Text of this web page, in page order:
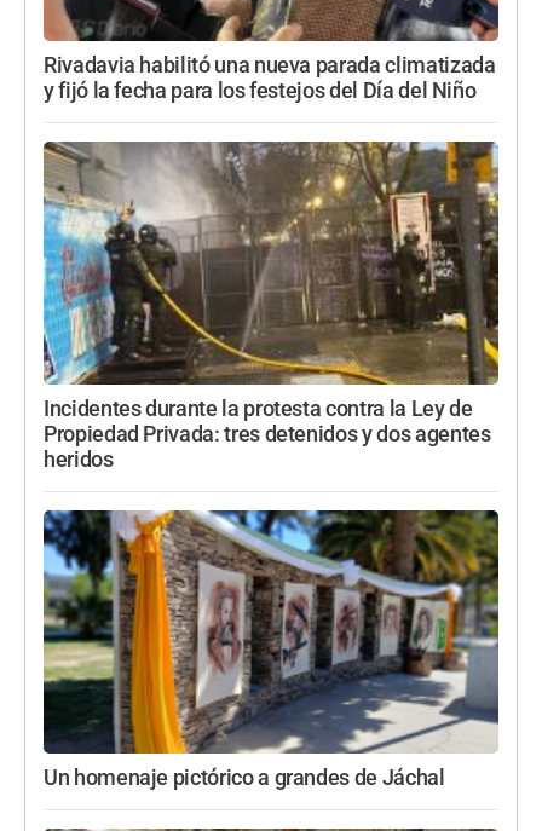
Rivadavia habilitó una nueva parada climatizada
y fijó la fecha para los festejos del Día del Niño
Incidentes durante la protesta contra la Ley de
Propiedad Privada: tres detenidos y dos agentes
heridos
Un homenaje pictórico a grandes de Jáchal